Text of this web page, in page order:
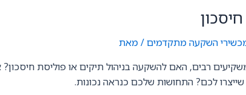
השקעה מתקדמים/ מאת
רבים, האם להשקעה בניהול תיקים או פוליסת חיסכון?
לכם? התחושות שלכם כנראה נכונות.